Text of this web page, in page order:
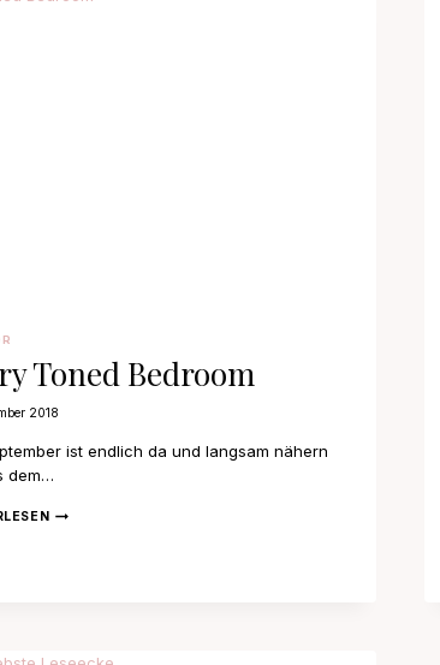
Toned Bedroom
2018
ist endlich da und langsam nähern
dem…
BERRY